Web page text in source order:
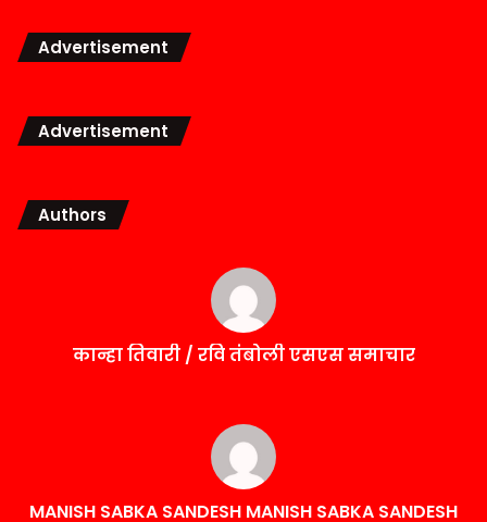
Advertisement
Advertisement
Authors
कान्हा तिवारी / रवि तंबोली एसएस समाचार
MANISH SABKA SANDESH MANISH SABKA SANDESH